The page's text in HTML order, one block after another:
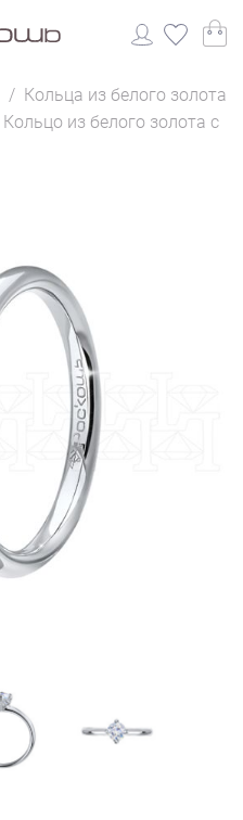
/ Кольца из белого золота
Кольцо из белого золота с